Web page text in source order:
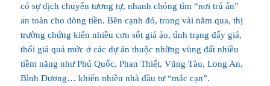
có sự dịch chuyển tương tự, nhanh chóng tìm “nơi trú ẩn”
an toàn cho dòng tiền. Bên cạnh đó, trong vài năm qua, thị
trường chứng kiến nhiều cơn sốt giá ảo, tình trạng đẩy giá,
thổi giá quá mức ở các dự án thuộc những vùng đất nhiều
tiềm năng như Phú Quốc, Phan Thiết, Vũng Tàu, Long An,
Bình Dương… khiến nhiều nhà đầu tư “mắc cạn”.